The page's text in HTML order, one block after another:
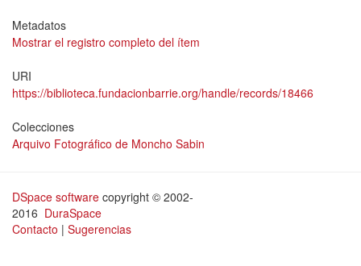
Metadatos
Mostrar el registro completo del ítem
URI
https://biblioteca.fundacionbarrie.org/handle/records/18466
Colecciones
Arquivo Fotográfico de Moncho Sabin
DSpace software copyright © 2002-
2016 DuraSpace
Contacto | Sugerencias